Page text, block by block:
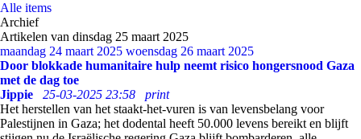
Alle items
Archief
Artikelen van dinsdag 25 maart 2025
maandag 24 maart 2025 woensdag 26 maart 2025
Door blokkade humanitaire hulp neemt risico hongersnood Gaza
met de dag toe
Jippie
25-03-2025 23:58
print
Het herstellen van het staakt-het-vuren is van levensbelang voor
Palestijnen in Gaza; het dodental heeft 50.000 levens bereikt en blijft